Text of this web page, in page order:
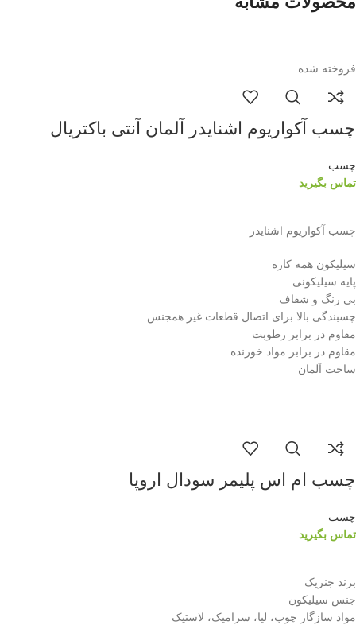
فروخته شده
چسب آکواریوم اشنایدر آلمان آنتی باکتریال
چسب
تماس بگیرید
چسب آکواریوم اشنایدر
سیلیکون همه کاره
پایه سیلیکونی
بی رنگ و شفاف
چسبندگی بالا برای اتصال قطعات غیر همجنس
مقاوم در برابر رطوبت
مقاوم در برابر مواد خورنده
ساخت آلمان
چسب ام اس پلیمر سودال اروپا
چسب
تماس بگیرید
برند جنریک
جنس سیلیکون
مواد سازگار چوب، لیا، سرامیک، لاستیک